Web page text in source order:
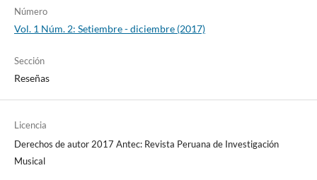
Número
Vol. 1 Núm. 2: Setiembre - diciembre (2017)
Sección
Reseñas
Licencia
Derechos de autor 2017 Antec: Revista Peruana de Investigación
Musical